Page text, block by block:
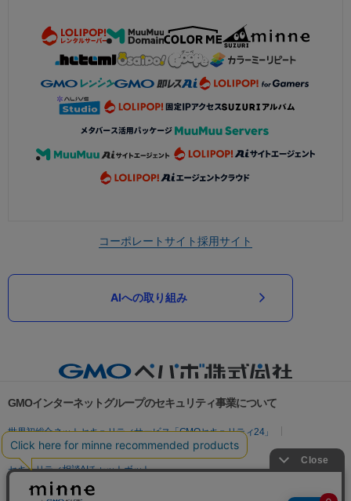
コーポレートサイト採用サイト
AIへの取り組み
GMOインターネットグループのセキュリティ事業について
世界初総合ネットセキュリティサービス「GMOセキュリティ24」
パスワード漏洩診断
Webサイトリスク診断
セキュリティ相談AIチャットボット
実在証明・盗聴対策